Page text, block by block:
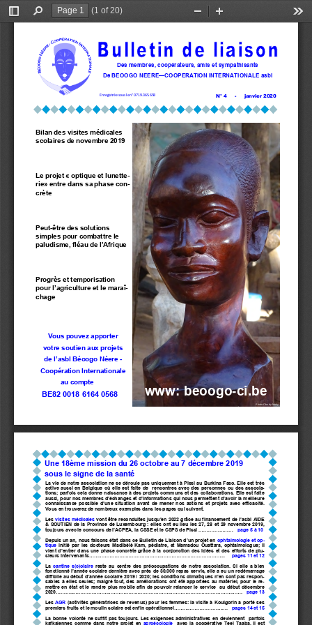
Toggle
Find
(1 of 20)
Zoom
N° 4
     janvier 2020
Bilan des visites médicales
scolaires de novembre 2019
Le projet « optique et lunette-
rie» entre dans sa phase con-
crète
Peut-être des solutions
simples pour combattre le
paludisme, fléau de l’Afrique
Progrès et temporisation
pour l’agriculture et le maraî-
chage
Vous pouvez apporter
votre soutien aux projets
de l’asbl Béoogo Néere -
Coopération Internationale
au compte
BE82 0018 6164 0568
Enregistrée sous le n° 0719.365.658
www: beoogo-ci.be
Des membres, coopérateurs, amis et sympathisants
De BEOOGO NEERE—COOPERATION INTERNATIONALE asbl
Photo Claudy Mohy
La vie de notre association ne se déroule pas uniquement à Pissi au Burkina Faso. Elle est très
active aussi en Belgique où elle est faite de  rencontres avec des personnes ou des associa-
tions; parfois cela donne naissance à des projets communs et des collaborations. Elle est faite
aussi, pour nos membres d’échanges et d’informations qui nous permettent d’avoir la meilleure
connaissance possible d’une situation avant de mener nos actions et projets avec efficacité.
Vous en trouverez de nombreux exemples dans les pages qui suivent.
Les   visites médicales vont être reconduites jusqu’en 2022 grâce au financement de l’asbl AIDE
& SOUTIEN de la Province de Luxembourg : elles ont eu lieu les 27, 28 et 29 novembre 2019,
toujours avec le concours de l’ACPEA, la CSSE et le CSPS de Pissi ...................... page 5 à 10
Depuis un an, nous faisons état dans ce Bulletin de Liaison d’un projet en ophtalmologie et op-
tique    initié par les docteurs Madibèlè Kam, pédiatre, et Mamadou Ouattara, ophtalmologue; il
vient d’entrer dans une phase concrète grâce à la conjonction des idées et des efforts de plu-
sieurs intervenants...................................................................................... pages 11 et 12
La  cantine s(c)olaire reste au centre des préoccupations de notre association. Si elle a bien
fonctionné l’année scolaire dernière avec près de 30.000 repas servis, elle a eu un redémarrage
difficile au début d’année scolaire 2019 / 2020; les conditions climatiques n’en sont pas respon-
sables à elles seules; malgré tout, des améliorations ont été apportées au matériel, pour le re-
mettre en état et le rendre plus mobile afin de pouvoir relancer le service  au début décembre
2020...................................................................................................................... page 13
Les    AGR (activités génératrices de revenus) pour les femmes: la visite à Koulgorin a porté ses
premiers fruits et le moulin solaire est enfin opérationnel.................................. pages 14 et 15
La bonne volonté ne suffit pas toujours. Les exigences administratives en deviennent  parfois
kafkaiennes comme dans notre projet en agroécologie avec la coopérative Teel Taaba. Il est
Une 18ème mission du 26 octobre au 7 décembre 2019
sous le signe de la santé